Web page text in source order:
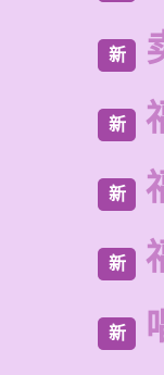
新
新
新
新
新